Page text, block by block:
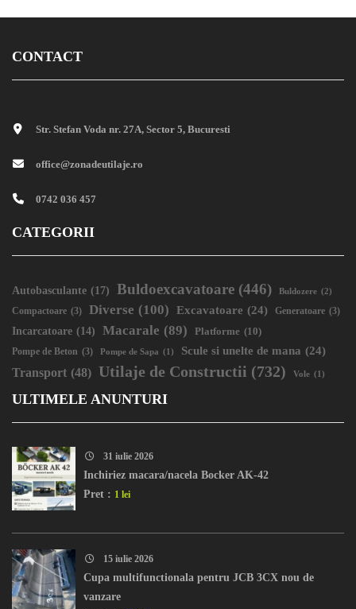
CONTACT
Str. Stefan Voda nr. 27A, Sector 5, Bucuresti
office@zonadeutilaje.ro
0742 036 457
CATEGORII
Autobasculante (17) Buldoexcavatoare (446) Buldozere (2)
Compactoare (3) Diverse (100) Excavatoare (24) Generatoare (3)
Incarcatoare (14) Macarale (89) Platforme (10)
Pompe de Beton (3) Pompe de Sapa (1) Scule si unelte de mana (24)
Transport (48) Utilaje de Constructii (732) Vole (1)
ULTIMELE ANUNTURI
31 iulie 2026
Inchiriez macara/nacela Bocker AK-42
Pret : 1 lei
15 iulie 2026
Cupa multifunctionala pentru JCB 3CX nou de
vanzare